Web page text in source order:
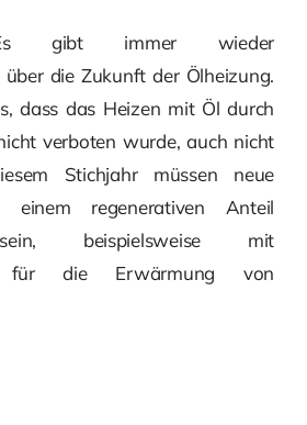
Es gibt immer wieder
über die Zukunft der Ölheizung.
dass das Heizen mit Öl durch
verboten wurde, auch nicht
Stichjahr müssen neue
einem regenerativen Anteil
beispielsweise mit
für die Erwärmung von